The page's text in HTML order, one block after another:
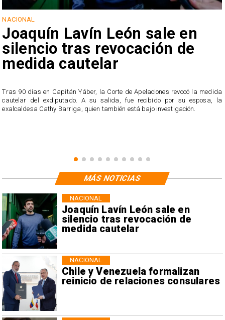
NACIONAL
Joaquín Lavín León sale en
silencio tras revocación de
medida cautelar
Tras 90 días en Capitán Yáber, la Corte de Apelaciones revocó la medida
cautelar del exdiputado. A su salida, fue recibido por su esposa, la
exalcaldesa Cathy Barriga, quien también está bajo investigación.
Joaquín Lavín León sale en
silencio tras revocación de
medida cautelar
NACIONAL
Chile y Venezuela formalizan
reinicio de relaciones consulares
NACIONAL
MÁS NOTICIAS